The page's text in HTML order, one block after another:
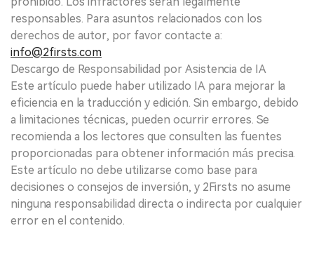
responsables. Para asuntos relacionados con los
derechos de autor, por favor contacte a:
info@2firsts.com
Descargo de Responsabilidad por Asistencia de IA
Este artículo puede haber utilizado IA para mejorar la
eficiencia en la traducción y edición. Sin embargo, debido
a limitaciones técnicas, pueden ocurrir errores. Se
recomienda a los lectores que consulten las fuentes
proporcionadas para obtener información más precisa.
Este artículo no debe utilizarse como base para
decisiones o consejos de inversión, y 2Firsts no asume
ninguna responsabilidad directa o indirecta por cualquier
error en el contenido.